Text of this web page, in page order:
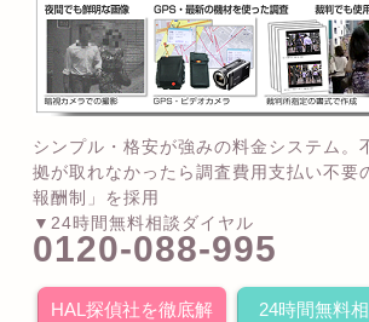
シンプル・格安が強みの料金システム。
拠が取れなかったら調査費用支払い不要
報酬制」を採用
▼24時間無料相談ダイヤル
0120-088-995
HAL探偵社を徹底解
24時間無料